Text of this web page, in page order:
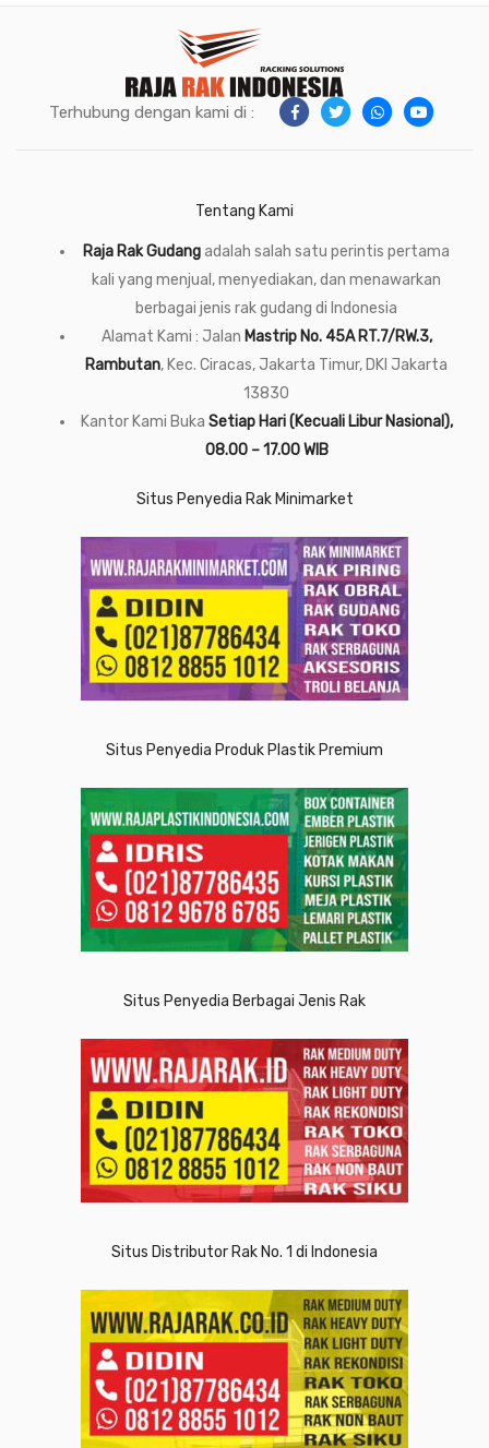
Terhubung dengan kami di :
Tentang Kami
Raja Rak Gudangadalah salah satu perintis pertama
kali yang menjual, menyediakan, dan menawarkan
berbagai jenis rak gudang di Indonesia
Alamat Kami : Jalan Mastrip No. 45A RT.7/RW.3,
Rambutan, Kec. Ciracas, Jakarta Timur, DKI Jakarta
13830
Kantor Kami Buka Setiap Hari (Kecuali Libur Nasional),
08.00 – 17.00 WIB
Situs Penyedia Rak Minimarket
Situs Penyedia Produk Plastik Premium
Situs Penyedia Berbagai Jenis Rak
Situs Distributor Rak No. 1 di Indonesia